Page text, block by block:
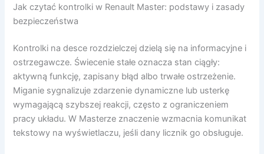
Jak czytać kontrolki w Renault Master: podstawy i zasady
bezpieczeństwa
Kontrolki na desce rozdzielczej dzielą się na informacyjne i
ostrzegawcze. Świecenie stałe oznacza stan ciągły:
aktywną funkcję, zapisany błąd albo trwałe ostrzeżenie.
Miganie sygnalizuje zdarzenie dynamiczne lub usterkę
wymagającą szybszej reakcji, często z ograniczeniem
pracy układu. W Masterze znaczenie wzmacnia komunikat
tekstowy na wyświetlaczu, jeśli dany licznik go obsługuje.